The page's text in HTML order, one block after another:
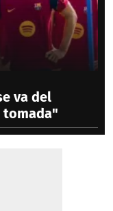
va del
tomada"